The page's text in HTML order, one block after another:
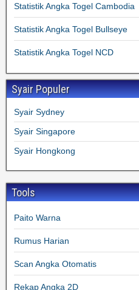
Statistik Angka Togel Cambodia
Statistik Angka Togel Bullseye
Statistik Angka Togel NCD
Syair Populer
Syair Sydney
Syair Singapore
Syair Hongkong
Tools
Paito Warna
Rumus Harian
Scan Angka Otomatis
Rekap Angka 2D